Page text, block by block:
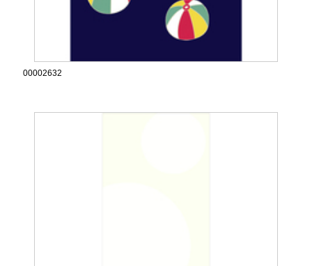
00002632